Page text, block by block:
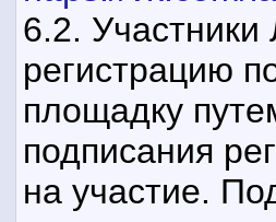
6.2.
регистрацию
площадку
подписания
на участие.